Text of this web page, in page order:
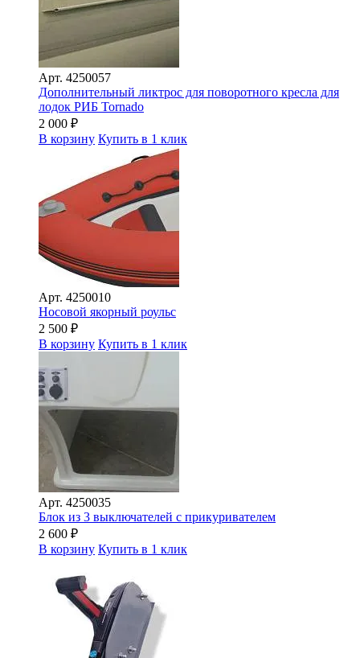
Арт. 4250057
Дополнительный ликтрос для поворотного кресла для
лодок РИБ Tornado
2 000 ₽
В корзину Купить в 1 клик
Арт. 4250010
Носовой якорный роульс
2 500 ₽
В корзину Купить в 1 клик
Арт. 4250035
Блок из 3 выключателей с прикуривателем
2 600 ₽
В корзину Купить в 1 клик